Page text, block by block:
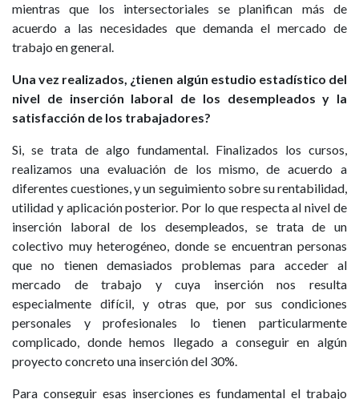
mientras que los intersectoriales se planifican más de
acuerdo a las necesidades que demanda el mercado de
trabajo en general.
Una vez realizados, ¿tienen algún estudio estadístico del
nivel de inserción laboral de los desempleados y la
satisfacción de los trabajadores?
Si, se trata de algo fundamental. Finalizados los cursos,
realizamos una evaluación de los mismo, de acuerdo a
diferentes cuestiones, y un seguimiento sobre su rentabilidad,
utilidad y aplicación posterior. Por lo que respecta al nivel de
inserción laboral de los desempleados, se trata de un
colectivo muy heterogéneo, donde se encuentran personas
que no tienen demasiados problemas para acceder al
mercado de trabajo y cuya inserción nos resulta
especialmente difícil, y otras que, por sus condiciones
personales y profesionales lo tienen particularmente
complicado, donde hemos llegado a conseguir en algún
proyecto concreto una inserción del 30%.
Para conseguir esas inserciones es fundamental el trabajo